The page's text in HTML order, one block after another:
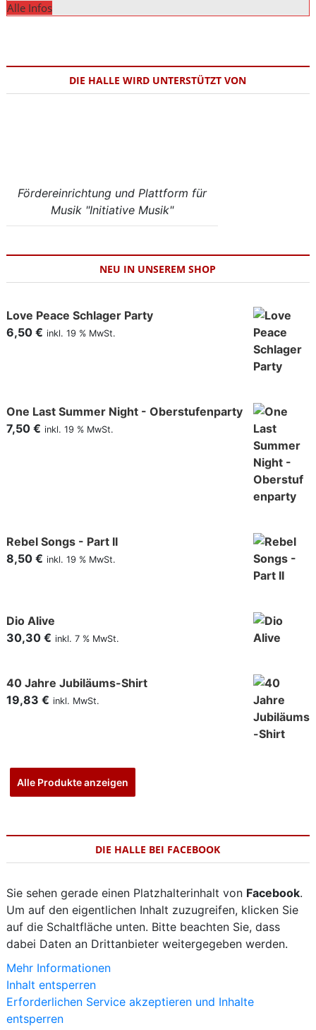
Alle Infos
DIE HALLE WIRD UNTERSTÜTZT VON
Fördereinrichtung und Plattform für
Musik "Initiative Musik"
NEU IN UNSEREM SHOP
Love Peace Schlager Party
6,50 € inkl. 19 % MwSt.
One Last Summer Night - Oberstufenparty
7,50 € inkl. 19 % MwSt.
Rebel Songs - Part II
8,50 € inkl. 19 % MwSt.
Dio Alive
30,30 € inkl. 7 % MwSt.
40 Jahre Jubiläums-Shirt
19,83 € inkl. MwSt.
Alle Produkte anzeigen
DIE HALLE BEI FACEBOOK
Sie sehen gerade einen Platzhalterinhalt von Facebook.
Um auf den eigentlichen Inhalt zuzugreifen, klicken Sie
auf die Schaltfläche unten. Bitte beachten Sie, dass
dabei Daten an Drittanbieter weitergegeben werden.
Mehr Informationen
Inhalt entsperren
Erforderlichen Service akzeptieren und Inhalte
entsperren